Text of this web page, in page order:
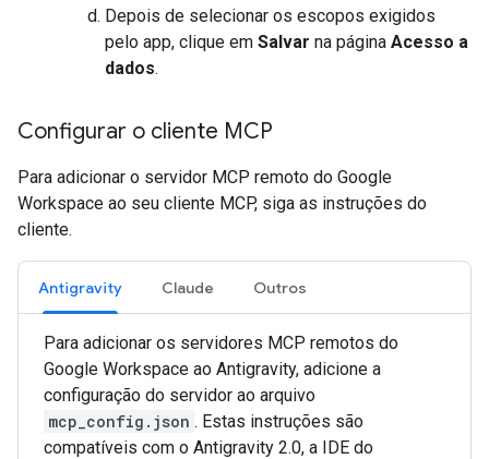
Depois de selecionar os escopos exigidos
pelo app, clique em Salvar na página Acesso a
dados.
Configurar o cliente MCP
Para adicionar o servidor MCP remoto do Google
Workspace ao seu cliente MCP, siga as instruções do
cliente.
Antigravity Claude Outros
Para adicionar os servidores MCP remotos do
Google Workspace ao Antigravity, adicione a
configuração do servidor ao arquivo
mcp_config.json . Estas instruções são
compatíveis com o Antigravity 2.0, a IDE do